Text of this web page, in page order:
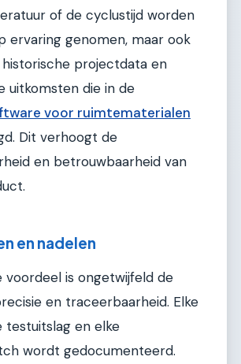
of de cyclustijd worden
ervaring genomen, maar ook
historische projectdata en
uitkomsten die in de
voor ruimtematerialen
Dit verhoogt de
en betrouwbaarheid van
en nadelen
is ongetwijfeld de
en traceerbaarheid. Elke
testuitslag en elke
wordt gedocumenteerd.